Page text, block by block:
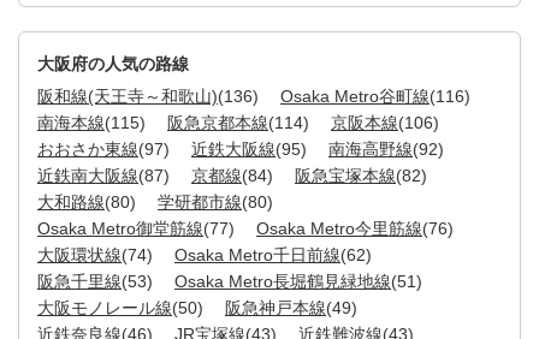
大阪府の人気の路線
阪和線(天王寺～和歌山)(136) Osaka Metro谷町線(116)
南海本線(115) 阪急京都本線(114) 京阪本線(106)
おおさか東線(97) 近鉄大阪線(95) 南海高野線(92)
近鉄南大阪線(87) 京都線(84) 阪急宝塚本線(82)
大和路線(80) 学研都市線(80)
Osaka Metro御堂筋線(77) Osaka Metro今里筋線(76)
大阪環状線(74) Osaka Metro千日前線(62)
阪急千里線(53) Osaka Metro長堀鶴見緑地線(51)
大阪モノレール線(50) 阪急神戸本線(49)
近鉄奈良線(46) JR宝塚線(43) 近鉄難波線(43)